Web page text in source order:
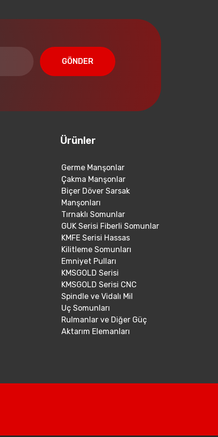
GÖNDER
Ürünler
Germe Manşonlar
Çakma Manşonlar
Biçer Döver Sarsak
Manşonları
Tırnaklı Somunlar
GUK Serisi Fiberli Somunlar
KMFE Serisi Hassas
Kilitleme Somunları
Emniyet Pulları
KMSGOLD Serisi
KMSGOLD Serisi CNC
Spindle ve Vidalı Mil
Uç Somunları
Rulmanlar ve Diğer Güç
Aktarım Elemanları